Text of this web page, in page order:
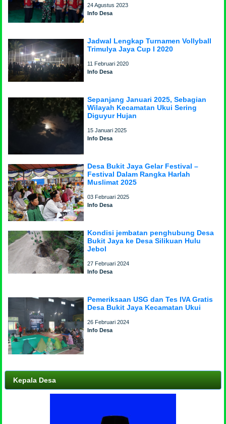
24 Agustus 2023
Info Desa
Jadwal Lengkap Turnamen Vollyball
Trimulya Jaya Cup I 2020
11 Februari 2020
Info Desa
Sepanjang Januari 2025, Sebagian
Wilayah Kecamatan Ukui Sering
Diguyur Hujan
15 Januari 2025
Info Desa
Desa Bukit Jaya Gelar Festival –
Festival Dalam Rangka Harlah
Muslimat 2025
03 Februari 2025
Info Desa
Kondisi jembatan penghubung Desa
Bukit Jaya ke Desa Silikuan Hulu
Jebol
27 Februari 2024
Info Desa
Pemeriksaan USG dan Tes IVA Gratis
Desa Bukit Jaya Kecamatan Ukui
26 Februari 2024
Info Desa
Kepala Desa